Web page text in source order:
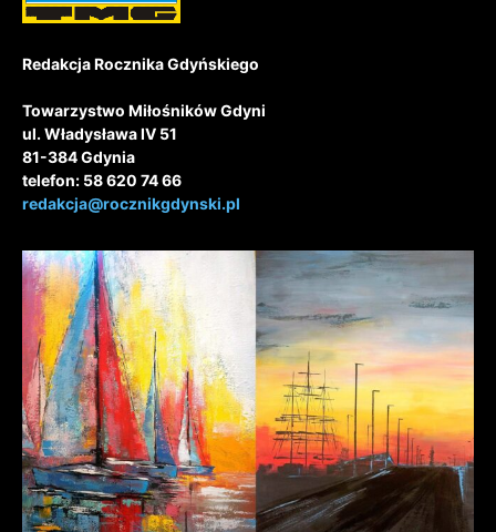
Redakcja Rocznika Gdyńskiego
Towarzystwo Miłośników Gdyni
ul. Władysława IV 51
81-384 Gdynia
telefon: 58 620 74 66
redakcja@rocznikgdynski.pl